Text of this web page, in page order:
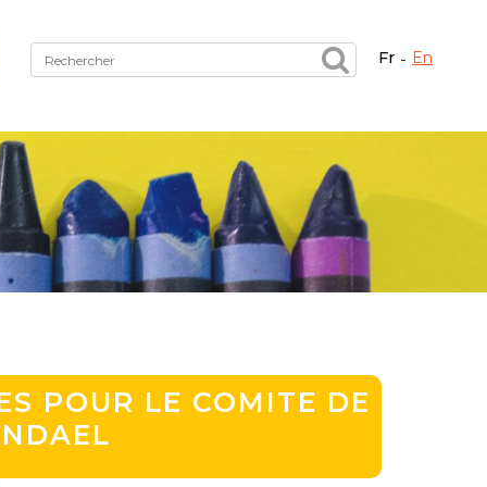
le bon service !
fr en
POUR LE COMITE DE